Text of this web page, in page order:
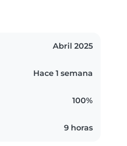
Abril 2025
Hace 1 semana
100%
9 horas